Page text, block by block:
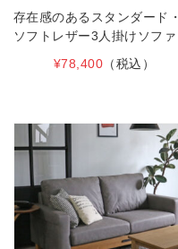
存在感のあるスタンダード・
ソフトレザー3人掛けソファ
¥78,400 （税込）